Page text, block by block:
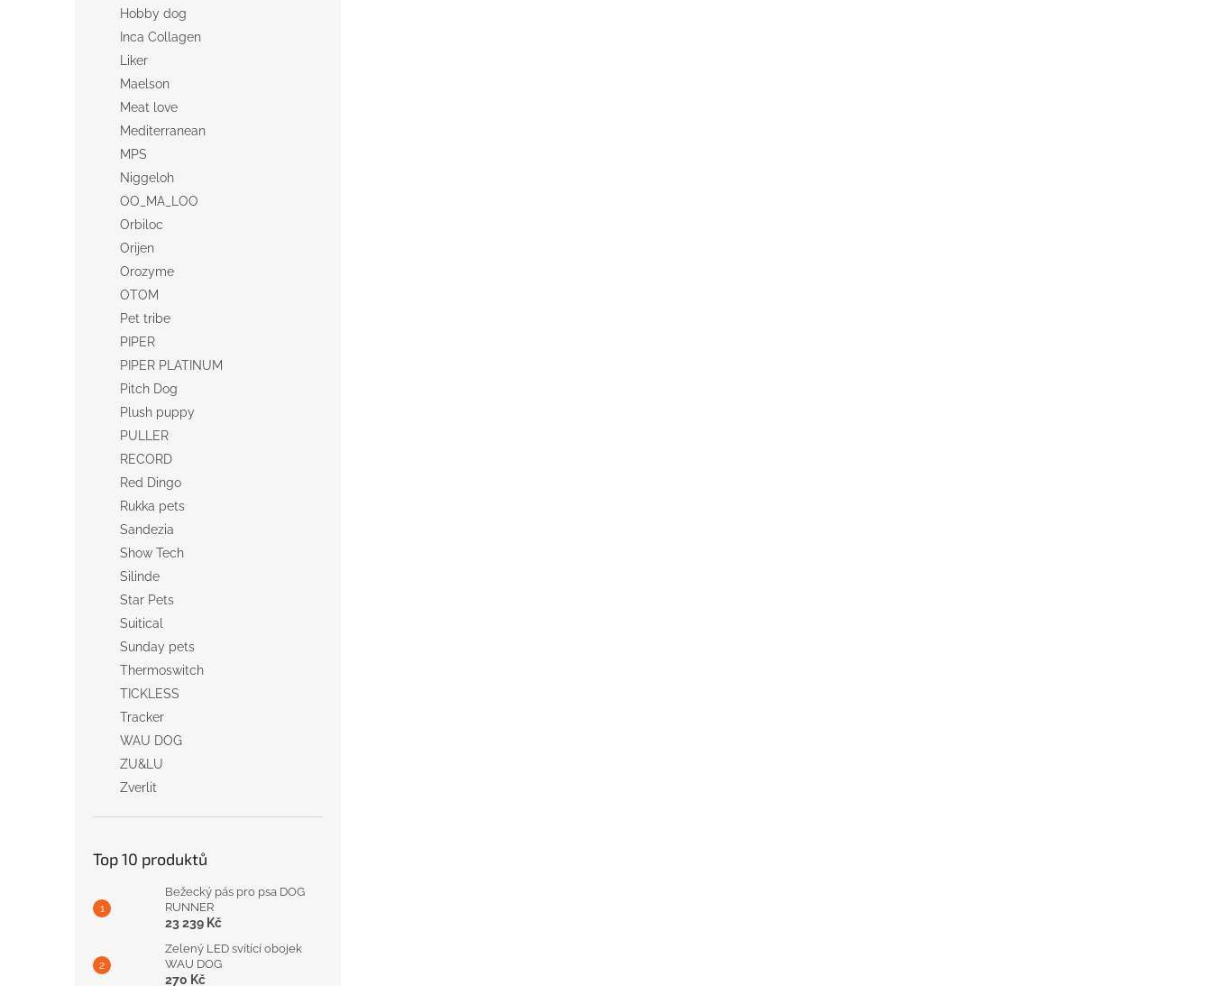
Hobby dog
Inca Collagen
Liker
Maelson
Meat love
Mediterranean
MPS
Niggeloh
OO_MA_LOO
Orbiloc
Orijen
Orozyme
OTOM
Pet tribe
PIPER
PIPER PLATINUM
Pitch Dog
Plush puppy
PULLER
RECORD
Red Dingo
Rukka pets
Sandezia
Show Tech
Silinde
Star Pets
Suitical
Sunday pets
Thermoswitch
TICKLESS
Tracker
WAU DOG
ZU&LU
Zverlit
Top 10 produktů
Bežecký pás pro psa DOG
RUNNER
23 239 Kč
Zelený LED svítící obojek
WAU DOG
270 Kč